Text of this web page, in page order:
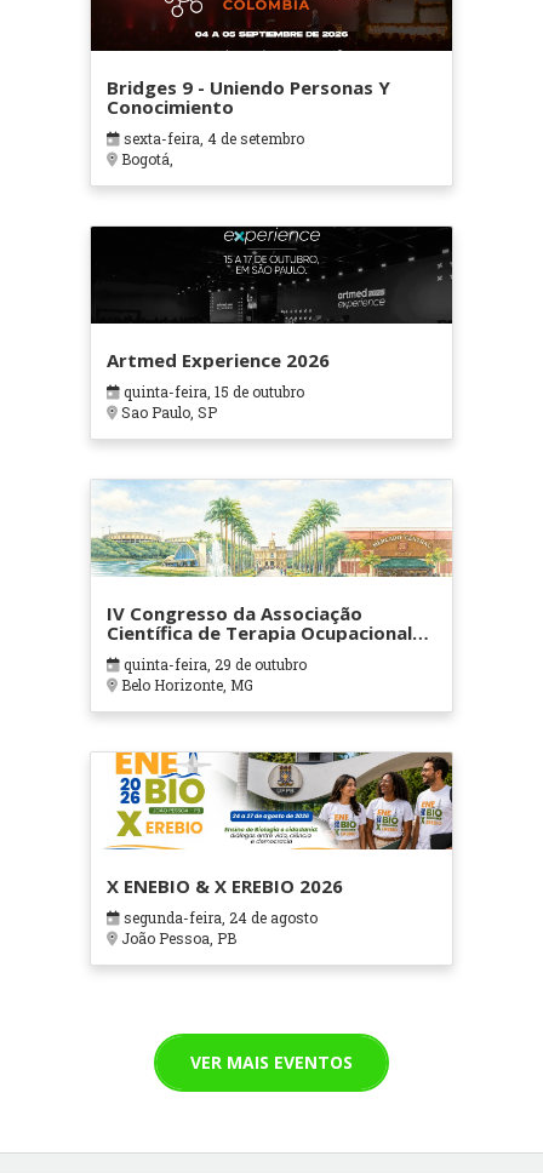
Bridges 9 - Uniendo Personas Y
Conocimiento
sexta-feira, 4 de setembro
Bogotá,
Artmed Experience 2026
quinta-feira, 15 de outubro
Sao Paulo, SP
IV Congresso da Associação
Científica de Terapia Ocupacional
em Contextos Hospitalares e
Cuidados Paliativos - ATOHOSP
quinta-feira, 29 de outubro
Belo Horizonte, MG
X ENEBIO & X EREBIO 2026
segunda-feira, 24 de agosto
João Pessoa, PB
VER MAIS EVENTOS